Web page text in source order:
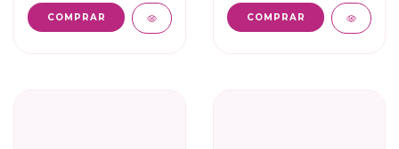
COMPRAR COMPRAR